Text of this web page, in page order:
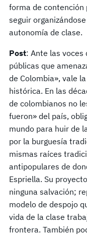
forma de contención
seguir
autonomía de clase.
Post: Ante las
públicas que
de Colombia», vale
histórica. En las
de colombianos no
fueron» del país,
mundo para huir de
por la burguesía
mismas raíces
antipopulares de
Espriella. Su
ninguna salvación;
modelo de despojo
vida de la clase
frontera. También